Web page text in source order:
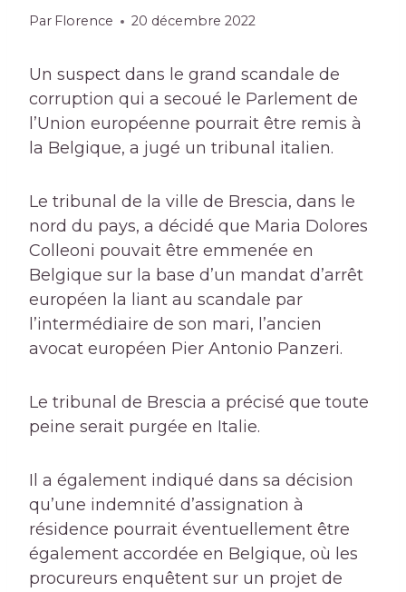
Par Florence 20 décembre 2022
Un suspect dans le grand scandale de
corruption qui a secoué le Parlement de
l’Union européenne pourrait être remis à
la Belgique, a jugé un tribunal italien.
Le tribunal de la ville de Brescia, dans le
nord du pays, a décidé que Maria Dolores
Colleoni pouvait être emmenée en
Belgique sur la base d’un mandat d’arrêt
européen la liant au scandale par
l’intermédiaire de son mari, l’ancien
avocat européen Pier Antonio Panzeri.
Le tribunal de Brescia a précisé que toute
peine serait purgée en Italie.
Il a également indiqué dans sa décision
qu’une indemnité d’assignation à
résidence pourrait éventuellement être
également accordée en Belgique, où les
procureurs enquêtent sur un projet de